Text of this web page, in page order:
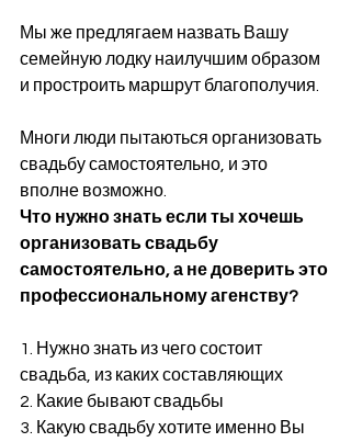
Мы же предлягаем назвать Вашу
семейную лодку наилучшим образом
и простроить маршрут благополучия.
Многи люди пытаються организовать
свадьбу самостоятельно, и это
вполне возможно.
Что нужно знать если ты хочешь
организовать свадьбу
самостоятельно, а не доверить это
профессиональному агенству?
1. Нужно знать из чего состоит
свадьба, из каких составляющих
2. Какие бывают свадьбы
3. Какую свадьбу хотите именно Вы